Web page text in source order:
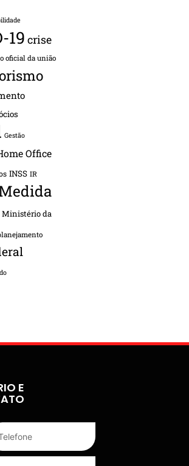
19 crise
oficial da união
Gestão
Office
INSS IR
Ministério da
E